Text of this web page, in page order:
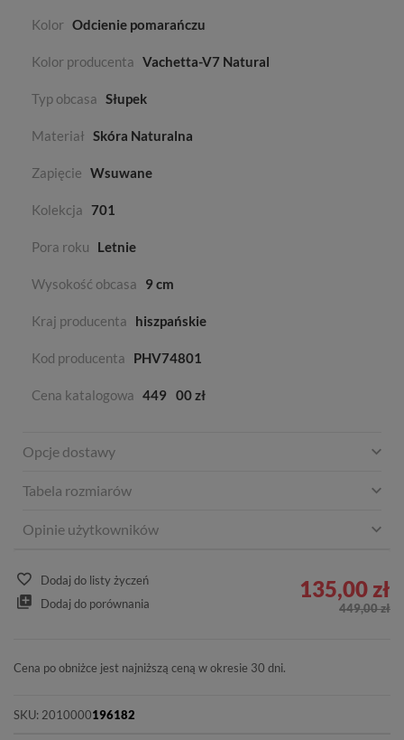
Kolor Odcienie pomarańczu
Kolor producenta Vachetta-V7 Natural
Typ obcasa Słupek
Materiał Skóra Naturalna
Zapięcie Wsuwane
Kolekcja 701
Pora roku Letnie
Wysokość obcasa 9 cm
Kraj producenta hiszpańskie
Kod producenta PHV74801
Cena katalogowa 449 00 zł
Opcje dostawy
Tabela rozmiarów
Opinie użytkowników
Dodaj do listy życzeń
Dodaj do porównania
135,00 zł
449,00 zł
Cena po obniżce jest najniższą ceną w okresie 30 dni.
SKU: 2010000196182